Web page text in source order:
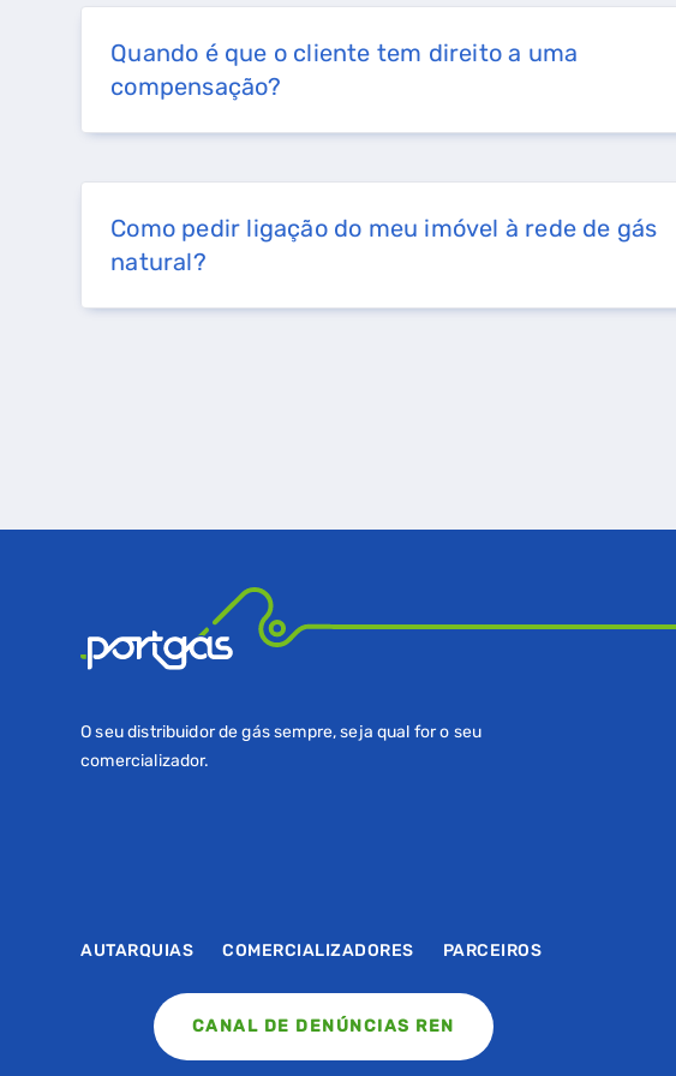
Quando é que o cliente tem direito a uma
compensação?
Como pedir ligação do meu imóvel à rede de gás
natural?
O seu distribuidor de gás sempre, seja qual for o seu
comercializador.
AUTARQUIAS COMERCIALIZADORES PARCEIROS
CANAL DE DENÚNCIAS REN